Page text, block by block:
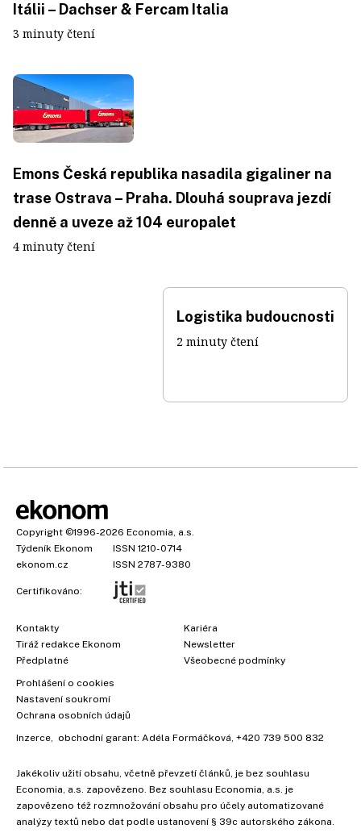
Itálii – Dachser & Fercam Italia
3 minuty čtení
Emons Česká republika nasadila gigaliner na
trase Ostrava – Praha. Dlouhá souprava jezdí
denně a uveze až 104 europalet
4 minuty čtení
Logistika budoucnosti
2 minuty čtení
Copyright ©1996-2026 Economia, a.s.
Týdeník Ekonom
ISSN 1210-0714
ekonom.cz
ISSN 2787-9380
Certifikováno:
Kontakty
Tiráž redakce Ekonom
Předplatné
Kariéra
Newsletter
Všeobecné podmínky
Prohlášení o cookies
Nastavení soukromí
Ochrana osobních údajů
Inzerce , obchodní garant: Adéla Formáčková +420 739 500 832
Jakékoliv užití obsahu, včetně převzetí článků, je bez souhlasu
Economia, a.s. zapovězeno. Bez souhlasu Economia, a.s. je
zapovězeno též rozmnožování obsahu pro účely automatizované
analýzy textů nebo dat podle ustanovení § 39c autorského zákona.